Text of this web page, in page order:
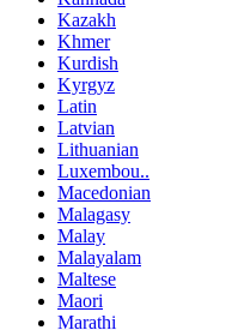
Kazakh
Khmer
Kurdish
Kyrgyz
Latin
Latvian
Lithuanian
Luxembou..
Macedonian
Malagasy
Malay
Malayalam
Maltese
Maori
Marathi